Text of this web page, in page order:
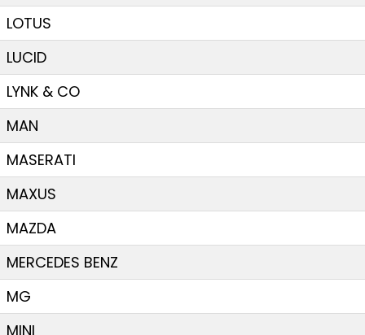
LOTUS
LUCID
LYNK & CO
MAN
MASERATI
MAXUS
MAZDA
MERCEDES BENZ
MG
MINI